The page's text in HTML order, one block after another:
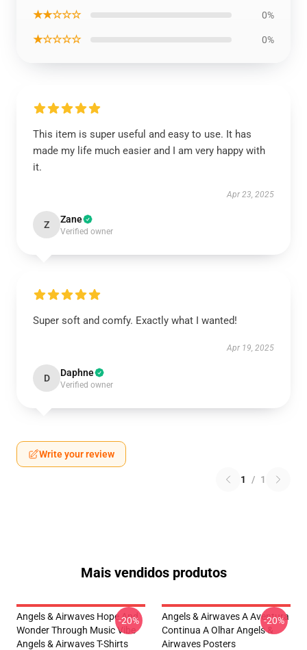
★★☆☆☆ 0%
★☆☆☆☆ 0%
This item is super useful and easy to use. It has
made my life much easier and I am very happy with
it.
Apr 23, 2025
Z Zane
Verified owner
Super soft and comfy. Exactly what I wanted!
Apr 19, 2025
D Daphne
Verified owner
Write your review
1 / 1
Mais vendidos produtos
Angels & Airwaves Hope And
Wonder Through Music Vibe
Angels & Airwaves T-Shirts
-20%
Angels & Airwaves A Aventura
Continua A Olhar Angels &
Airwaves Posters
-20%